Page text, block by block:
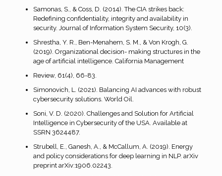
Samonas, S., & Coss, D. (2014). The CIA strikes back:
Redefining confidentiality, integrity and availability in
security. Journal of Information System Security, 10(3).
Shrestha, Y. R., Ben-Menahem, S. M., & Von Krogh, G.
(2019). Organizational decision- making structures in the
age of artificial intelligence. California Management
Review, 61(4), 66-83.
Simonovich, L. (2021). Balancing AI advances with robust
cybersecurity solutions. World Oil.
Soni, V. D. (2020). Challenges and Solution for Artificial
Intelligence in Cybersecurity of the USA. Available at
SSRN 3624487.
Strubell, E., Ganesh, A., & McCallum, A. (2019). Energy
and policy considerations for deep learning in NLP. arXiv
preprint arXiv:1906.02243.